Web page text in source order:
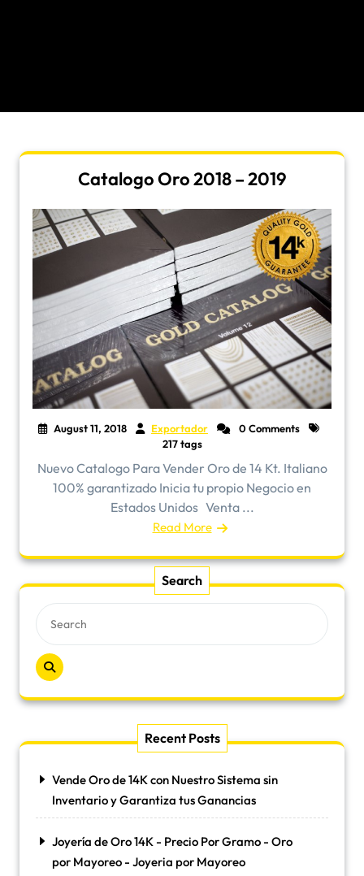
Catalogo Oro 2018 – 2019
August 11, 2018 Exportador
0 Comments
217 tags
Nuevo Catalogo Para Vender Oro de 14 Kt. Italiano
100% garantizado Inicia tu propio Negocio en
Estados Unidos Venta ...
Read More
Search
Recent Posts
Vende Oro de 14K con Nuestro Sistema sin
Inventario y Garantiza tus Ganancias
Joyería de Oro 14K - Precio Por Gramo - Oro
por Mayoreo - Joyeria por Mayoreo